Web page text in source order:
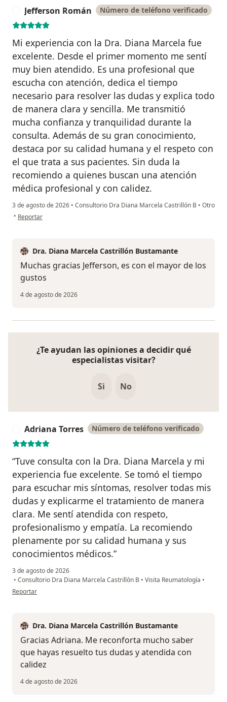
Jefferson Román Número de teléfono verificado
Mi experiencia con la Dra. Diana Marcela fue
excelente. Desde el primer momento me sentí
muy bien atendido. Es una profesional que
escucha con atención, dedica el tiempo
necesario para resolver las dudas y explica todo
de manera clara y sencilla. Me transmitió
mucha confianza y tranquilidad durante la
consulta. Además de su gran conocimiento,
destaca por su calidad humana y el respeto con
el que trata a sus pacientes. Sin duda la
recomiendo a quienes buscan una atención
médica profesional y con calidez.
3 de agosto de 2026 • Consultorio Dra Diana Marcela Castrillón B • Otro
• en opinión del usuario Jefferson Román
Reportar
Dra. Diana Marcela Castrillón Bustamante
Muchas gracias Jefferson, es con el mayor de los
gustos
4 de agosto de 2026
¿Te ayudan las opiniones a decidir qué
especialistas visitar?
Si No
Adriana Torres Número de teléfono verificado
“Tuve consulta con la Dra. Diana Marcela y mi
experiencia fue excelente. Se tomó el tiempo
para escuchar mis síntomas, resolver todas mis
dudas y explicarme el tratamiento de manera
clara. Me sentí atendida con respeto,
profesionalismo y empatía. La recomiendo
plenamente por su calidad humana y sus
conocimientos médicos.”
3 de agosto de 2026
• Consultorio Dra Diana Marcela Castrillón B • Visita Reumatología •
en opinión del usuario Adriana Torres
Reportar
Dra. Diana Marcela Castrillón Bustamante
Gracias Adriana. Me reconforta mucho saber
que hayas resuelto tus dudas y atendida con
calidez
4 de agosto de 2026